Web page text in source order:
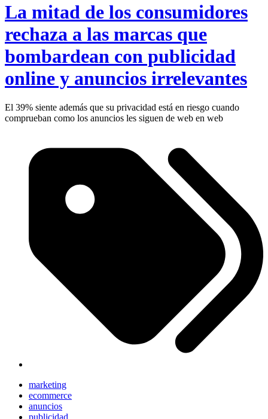
La mitad de los consumidores
rechaza a las marcas que
bombardean con publicidad
online y anuncios irrelevantes
El 39% siente además que su privacidad está en riesgo cuando
comprueban como los anuncios les siguen de web en web
marketing
ecommerce
anuncios
publicidad